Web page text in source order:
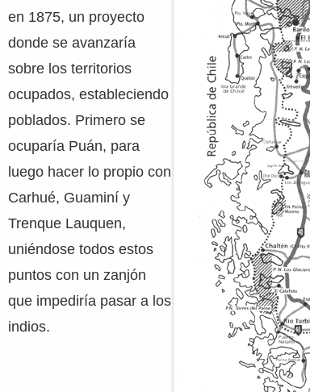
en 1875, un proyecto
donde se avanzaría
sobre los territorios
ocupados, estableciendo
poblados. Primero se
ocuparía Puán, para
luego hacer lo propio con
Carhué, Guaminí y
Trenque Lauquen,
uniéndose todos estos
puntos con un zanjón
que impediría pasar a los
indios.